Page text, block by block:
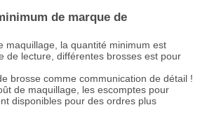
de marque de
maquillage, la quantité minimum est
de lecture, différentes brosses est pour
brosse comme communication de détail !
de maquillage, les escomptes pour
disponibles pour des ordres plus